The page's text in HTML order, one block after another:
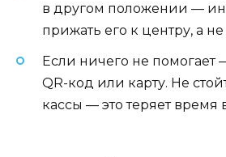
в другом положении —
прижать его к центру, а
Если ничего не помогает
QR-код или карту. Не
кассы — это теряет время